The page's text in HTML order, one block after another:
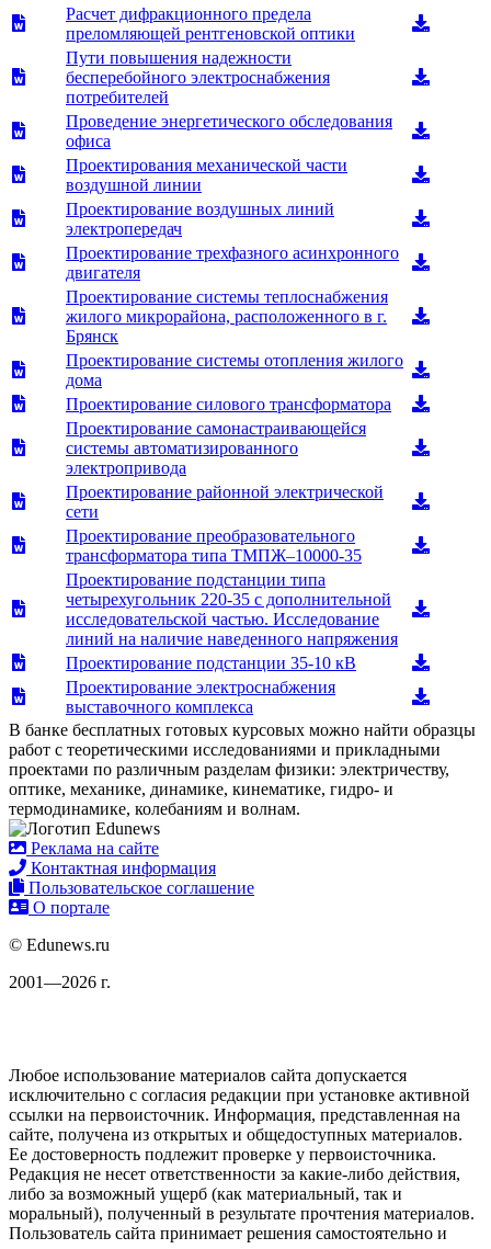
Расчет дифракционного предела
преломляющей рентгеновской оптики
Пути повышения надежности
бесперебойного электроснабжения
потребителей
Проведение энергетического обследования
офиса
Проектирования механической части
воздушной линии
Проектирование воздушных линий
электропередач
Проектирование трехфазного асинхронного
двигателя
Проектирование системы теплоснабжения
жилого микрорайона, расположенного в г.
Брянск
Проектирование системы отопления жилого
дома
Проектирование силового трансформатора
Проектирование самонастраивающейся
системы автоматизированного
электропривода
Проектирование районной электрической
сети
Проектирование преобразовательного
трансформатора типа ТМПЖ–10000-35
Проектирование подстанции типа
четырехугольник 220-35 с дополнительной
исследовательской частью. Исследование
линий на наличие наведенного напряжения
Проектирование подстанции 35-10 кВ
Проектирование электроснабжения
выставочного комплекса
В банке бесплатных готовых курсовых можно найти образцы
работ с теоретическими исследованиями и прикладными
проектами по различным разделам физики: электричеству,
оптике, механике, динамике, кинематике, гидро- и
термодинамике, колебаниям и волнам.
Реклама на сайте
Контактная информация
Пользовательское соглашение
О портале
© Edunews.ru
2001—2026 г.
Любое использование материалов сайта допускается
исключительно с согласия редакции при установке активной
ссылки на первоисточник. Информация, представленная на
сайте, получена из открытых и общедоступных материалов.
Ее достоверность подлежит проверке у первоисточника.
Редакция не несет ответственности за какие-либо действия,
либо за возможный ущерб (как материальный, так и
моральный), полученный в результате прочтения материалов.
Пользователь сайта принимает решения самостоятельно и